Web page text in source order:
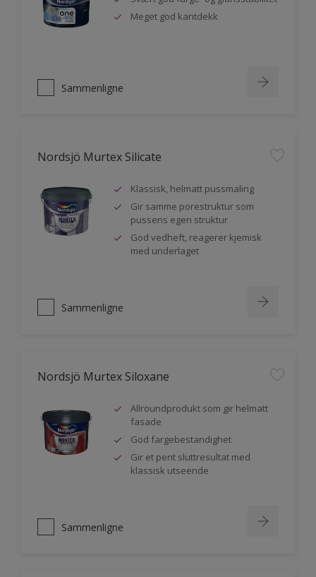
Meget god kantdekk
Sammenligne
Nordsjö Murtex Silicate
Klassisk, helmatt pussmaling
Gir samme porestruktur som
pussens egen struktur
God vedheft, reagerer kjemisk
med underlaget
Sammenligne
Nordsjö Murtex Siloxane
Allroundprodukt som gir helmatt
fasade
God fargebestandighet
Gir et pent sluttresultat med
klassisk utseende
Sammenligne